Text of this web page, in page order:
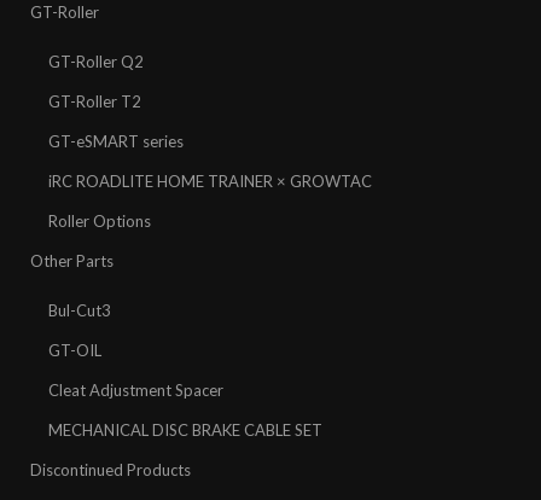
GT-Roller
GT-Roller Q2
GT-Roller T2
GT-eSMART series
iRC ROADLITE HOME TRAINER × GROWTAC
Roller Options
Other Parts
Bul-Cut3
GT-OIL
Cleat Adjustment Spacer
MECHANICAL DISC BRAKE CABLE SET
Discontinued Products